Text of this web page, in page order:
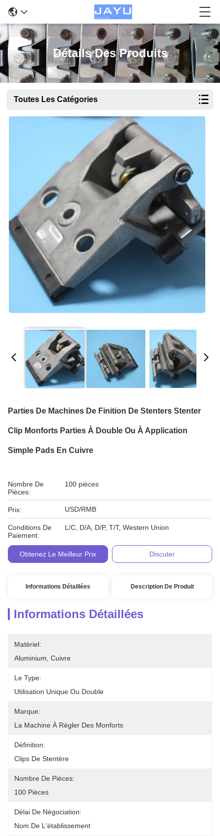
Détails Des Produits
Toutes Les Catégories
Parties De Machines De Finition De Stenters Stenter
Clip Monforts Parties À Double Ou À Application
Simple Pads En Cuivre
Nombre De
Pièces:
100 pièces
Prix: USD/RMB
Conditions De
Paiement:
L/C, D/A, D/P, T/T, Western Union
Obtenez Le Meilleur Prix Discuter
Informations Détaillées Description De Produit
Informations Détaillées
Matériel:
Aluminium, Cuivre
Le Type:
Utilisation Unique Ou Double
Marque:
La Machine À Régler Des Monforts
Définition:
Clips De Stentère
Nombre De Pièces:
100 Pièces
Délai De Négociation:
Nom De L'établissement